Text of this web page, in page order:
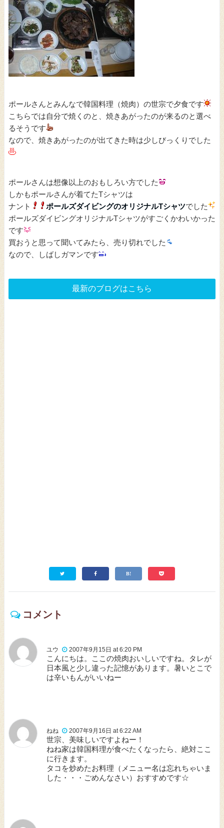
ポールさんとみんなで韓国料理（焼肉）の世宗で夕食です
こちらでは自分で焼くのと、焼きあがったのが来るのと選べ
るそうです
なので、焼きあがったのが出てきた時は少しびっくりでした
ポールさんは想像以上のおもしろい方でした
しかもポールさんが着てたTシャツは
ナント
ポールズダイビングのオリジナルTシャツでした
ポールズダイビングオリジナルTシャツがすごくかわいかった
です
買おうと思って聞いてみたら、売り切れでした
なので、しばしガマンです
最新のブログはこちら
コメント
ユウ 2007年9月15日 at 6:20 PM
こんにちは。ここの焼肉おいしいですね。タレが
日本風と少し違った記憶があります。暑いとこで
は辛いもんがいいねー
ねね 2007年9月16日 at 6:22 AM
世宗、美味しいですよねー！
ねね家は韓国料理が食べたくなったら、絶対ここ
に行きます。
タコを炒めたお料理（メニュー名は忘れちゃいま
した・・・ごめんなさい）おすすめです☆